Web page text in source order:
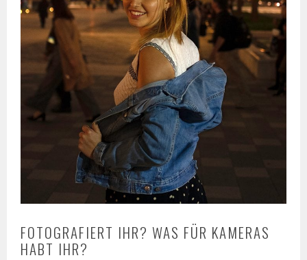
FOTOGRAFIERT IHR? WAS FÜR KAMERAS
HABT IHR?